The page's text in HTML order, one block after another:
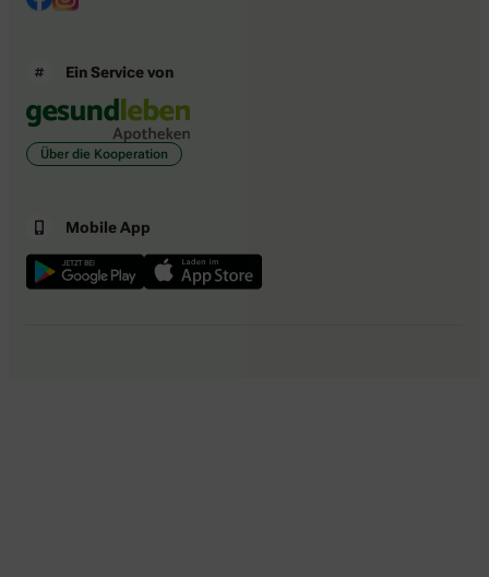
Ein Service von
Über die Kooperation
Mobile App